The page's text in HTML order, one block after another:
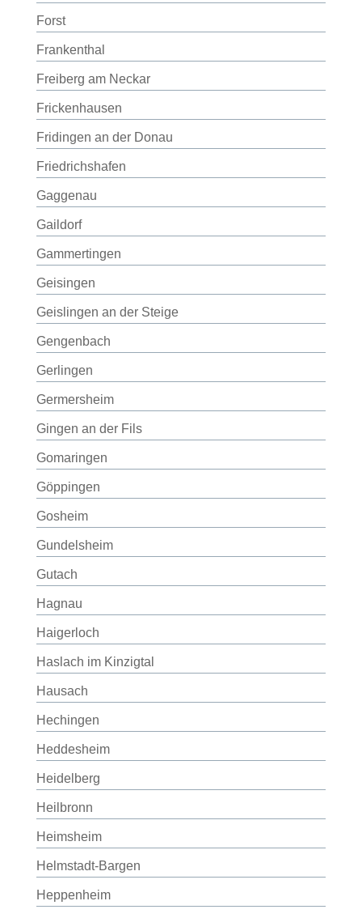
Forst
Frankenthal
Freiberg am Neckar
Frickenhausen
Fridingen an der Donau
Friedrichshafen
Gaggenau
Gaildorf
Gammertingen
Geisingen
Geislingen an der Steige
Gengenbach
Gerlingen
Germersheim
Gingen an der Fils
Gomaringen
Göppingen
Gosheim
Gundelsheim
Gutach
Hagnau
Haigerloch
Haslach im Kinzigtal
Hausach
Hechingen
Heddesheim
Heidelberg
Heilbronn
Heimsheim
Helmstadt-Bargen
Heppenheim